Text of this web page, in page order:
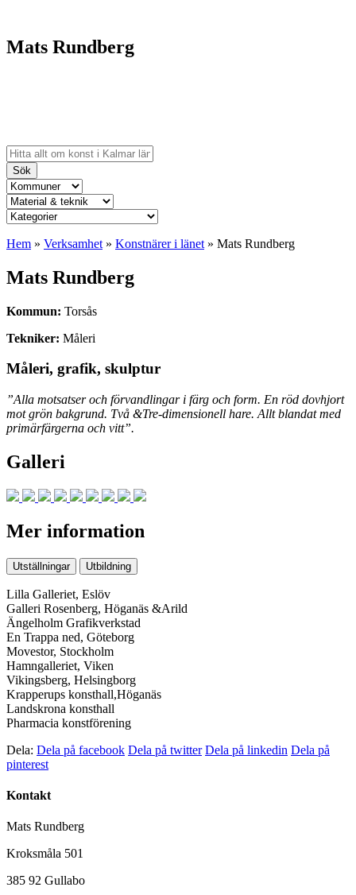
Mats Rundberg
Sök
Hem » Verksamhet » Konstnärer i länet » Mats Rundberg
Mats Rundberg
Kommun: Torsås
Tekniker: Måleri
Måleri, grafik, skulptur
”Alla motsatser och förvandlingar i färg och form. En röd dovhjort
mot grön bakgrund. Två &Tre-dimensionell hare. Allt blandat med
primärfärgerna och vitt”.
Galleri
Mer information
Utställningar Utbildning
Lilla Galleriet, Eslöv
Galleri Rosenberg, Höganäs &Arild
Ängelholm Grafikverkstad
En Trappa ned, Göteborg
Movestor, Stockholm
Hamngalleriet, Viken
Vikingsberg, Helsingborg
Krapperups konsthall,Höganäs
Landskrona konsthall
Pharmacia konstförening
Dela: Dela på facebook Dela på twitter Dela på linkedin Dela på
pinterest
Kontakt
Mats Rundberg
Kroksmåla 501
385 92 Gullabo